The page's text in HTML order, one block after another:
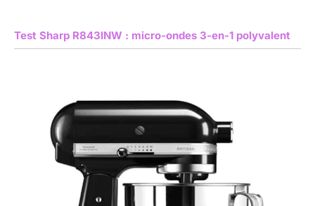
Test Sharp R843INW : micro-ondes 3-en-1 polyvalent